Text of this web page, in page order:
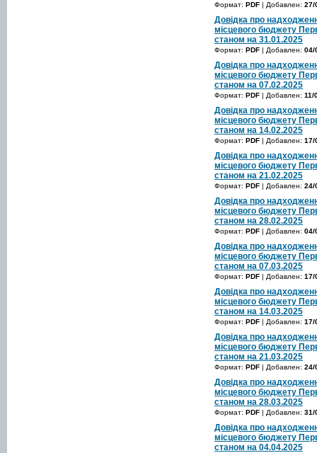
Формат: PDF | Добавлен: 27/
Довідка про
місцевого бюджету
станом на 31.01.2025
Формат: PDF | Добавлен: 04/
Довідка про
місцевого бюджету
станом на 07.02.2025
Формат: PDF | Добавлен: 11/
Довідка про
місцевого бюджету
станом на 14.02.2025
Формат: PDF | Добавлен: 17/
Довідка про
місцевого бюджету
станом на 21.02.2025
Формат: PDF | Добавлен: 24/
Довідка про
місцевого бюджету
станом на 28.02.2025
Формат: PDF | Добавлен: 04/
Довідка про
місцевого бюджету
станом на 07.03.2025
Формат: PDF | Добавлен: 17/
Довідка про
місцевого бюджету
станом на 14.03.2025
Формат: PDF | Добавлен: 17/
Довідка про
місцевого бюджету
станом на 21.03.2025
Формат: PDF | Добавлен: 24/
Довідка про
місцевого бюджету
станом на 28.03.2025
Формат: PDF | Добавлен: 31/
Довідка про
місцевого бюджету
станом на 04.04.2025